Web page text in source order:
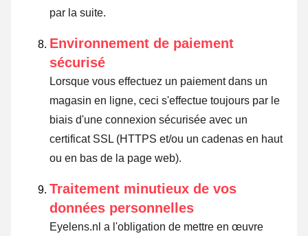
par la suite.
Environnement de paiement
sécurisé
Lorsque vous effectuez un paiement dans un
magasin en ligne, ceci s'effectue toujours par le
biais d'une connexion sécurisée avec un
certificat SSL (HTTPS et/ou un cadenas en haut
ou en bas de la page web).
Traitement minutieux de vos
données personnelles
Eyelens.nl a l'obligation de mettre en œuvre